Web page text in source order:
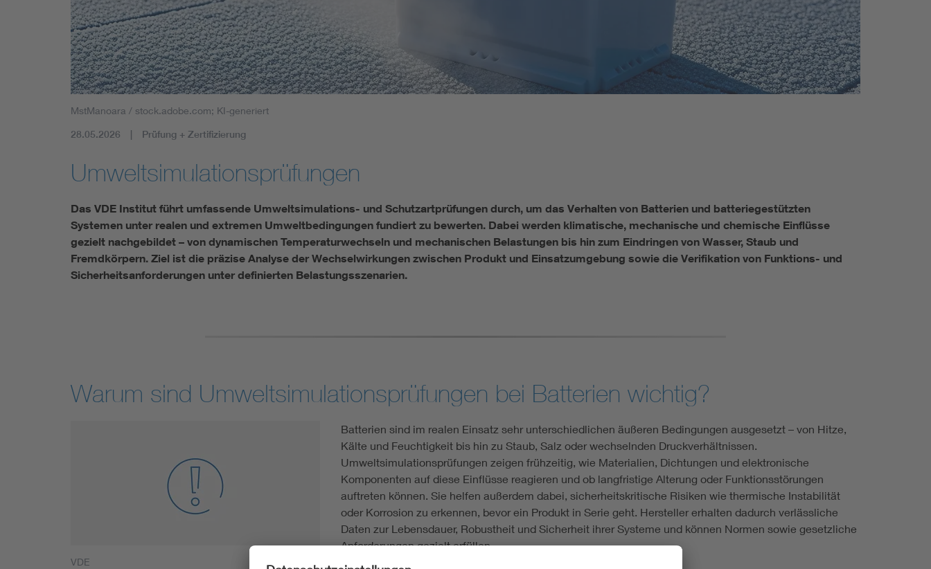
Mobility
Standards Functional safety
Renewable energies
Environmental Protection
MstManoara / stock.adobe.com; KI-generiert
28.05.2026 Prüfung + Zertifizierung
Umweltsimulationsprüfungen
Das VDE Institut führt umfassende Umweltsimulations- und Schutzartprüfungen durch, um das Verhalten von Batterien und batteriegestützten
Systemen unter realen und extremen Umweltbedingungen fundiert zu bewerten. Dabei werden klimatische, mechanische und chemische Einflüsse
gezielt nachgebildet – von dynamischen Temperaturwechseln und mechanischen Belastungen bis hin zum Eindringen von Wasser, Staub und
Fremdkörpern. Ziel ist die präzise Analyse der Wechselwirkungen zwischen Produkt und Einsatzumgebung sowie die Verifikation von Funktions- und
Sicherheitsanforderungen unter definierten Belastungsszenarien.
Warum sind Umweltsimulationsprüfungen bei Batterien wichtig?
VDE
Batterien sind im realen Einsatz sehr unterschiedlichen äußeren Bedingungen ausgesetzt – von Hitze,
Kälte und Feuchtigkeit bis hin zu Staub, Salz oder wechselnden Druckverhältnissen.
Umweltsimulationsprüfungen zeigen frühzeitig, wie Materialien, Dichtungen und elektronische
Komponenten auf diese Einflüsse reagieren und ob langfristige Alterung oder Funktionsstörungen
auftreten können. Sie helfen außerdem dabei, sicherheitskritische Risiken wie thermische Instabilität
oder Korrosion zu erkennen, bevor ein Produkt in Serie geht. Hersteller erhalten dadurch verlässliche
Daten zur Lebensdauer, Robustheit und Sicherheit ihrer Systeme und können Normen sowie gesetzliche
Anforderungen gezielt erfüllen.